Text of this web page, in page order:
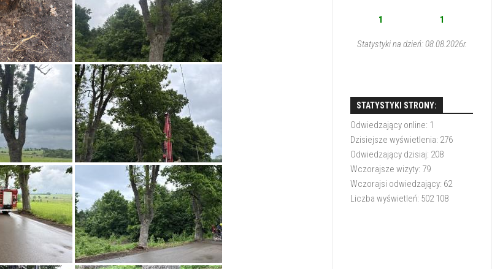
1 1
Statystyki na dzień: 08.08.2026r.
STATYSTYKI STRONY:
Odwiedzający online: 1
Dzisiejsze wyświetlenia: 276
Odwiedzający dzisiaj: 208
Wczorajsze wizyty: 79
Wczorajsi odwiedzający: 62
Liczba wyświetleń: 502 108